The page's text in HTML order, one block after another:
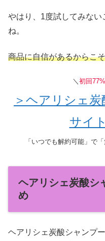
やはり、1度試してみな
ね。
商品に自信があるからこ
＼ 初回
＞ヘアリシェ
サイ
「いつでも解約可能」で
ヘアリシェ炭酸シ
め
ヘアリシェ炭酸シャンプ